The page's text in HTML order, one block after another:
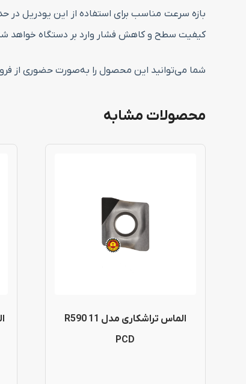
کیفیت سطح و کاهش فشار وارد بر دستگاه خواهد
شما می‌توانید این محصول را به‌صورت حضوری از
محصولات مشابه
الماس تراشکاری مدل R590 11
PCD